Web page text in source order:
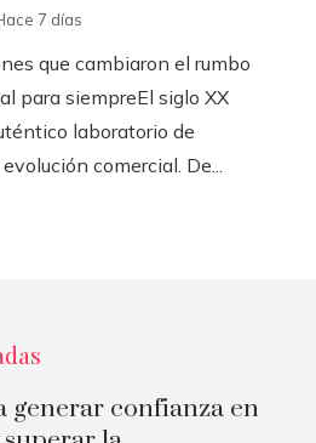
7 días
que cambiaron el rumbo
para siempreEl siglo XX
laboratorio de
comercial. De...
generar confianza en